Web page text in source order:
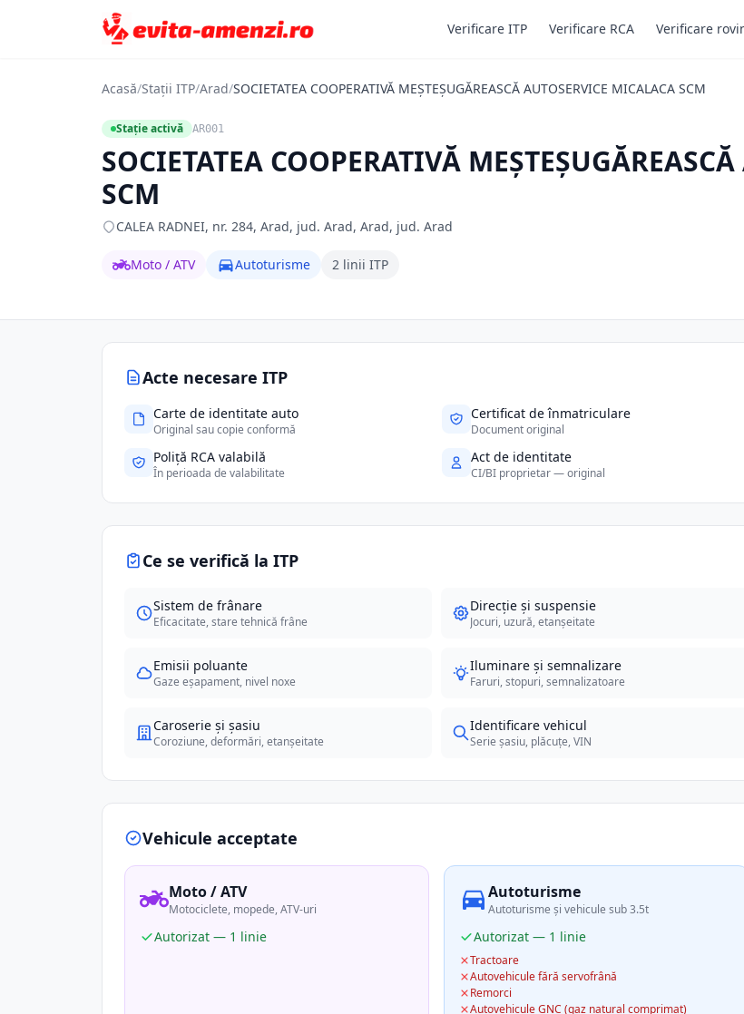
Verificare ITP Verificare RCA Verificare
Acasă/Stații ITP/Arad/SOCIETATEA COOPERATIVĂ MEŞTEŞUGĂREASCĂ AUTOSERVICE MICALACA SCM
Stație activă AR001
SOCIETATEA COOPERATIVĂ
SCM
CALEA RADNEI, nr. 284, Arad, jud. Arad, Arad, jud. Arad
Moto / ATV Autoturisme 2 linii ITP
Acte necesare ITP
Carte de identitate auto
Original sau copie conformă
Certificat de înmatriculare
Document original
Poliță RCA valabilă
În perioada de valabilitate
Act de identitate
CI/BI proprietar — original
Ce se verifică la ITP
Sistem de frânare
Eficacitate, stare tehnică frâne
Direcție și suspensie
Jocuri, uzură, etanșeitate
Emisii poluante
Gaze eșapament, nivel noxe
Iluminare și semnalizare
Faruri, stopuri, semnalizatoare
Caroserie și șasiu
Coroziune, deformări, etanșeitate
Identificare vehicul
Serie șasiu, plăcuțe, VIN
Vehicule acceptate
Moto / ATV
Motociclete, mopede, ATV-uri
Autorizat — 1 linie
Autoturisme
Autoturisme și vehicule sub 3.5t
Autorizat — 1 linie
Tractoare
Autovehicule fără servofrână
Remorci
Autovehicule GNC (gaz natural comprimat)